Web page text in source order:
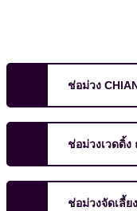
ช่อม่วง
ช่อม่วงเวดดิ้ง
ช่อม่วงจัดเลี้